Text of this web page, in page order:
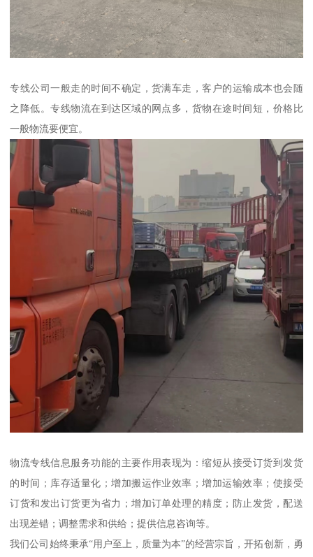
专线公司一般走的时间不确定，货满车走，客户的运输成本也会随
之降低。专线物流在到达区域的网点多，货物在途时间短，价格比
一般物流要便宜。
物流专线信息服务功能的主要作用表现为：缩短从接受订货到发货
的时间；库存适量化；增加搬运作业效率；增加运输效率；使接受
订货和发出订货更为省力；增加订单处理的精度；防止发货，配送
出现差错；调整需求和供给；提供信息咨询等。
我们公司始终秉承“用户至上，质量为本”的经营宗旨，开拓创新，勇